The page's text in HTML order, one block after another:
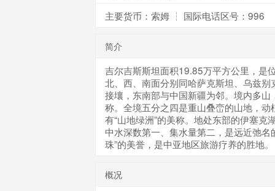
主要货币：索姆 ┆ 国际电话区号：996
简介
吉尔吉斯斯坦面积19.85万平方公里，是
北、西、南面分别同哈萨克斯坦、乌兹别
接壤，东南部与中国新疆为邻。境内多山
称。全境五分之四是重山叠峦的山地，动
有“山地绿洲”的美称。地处东部的伊塞克
中水深数第一、集水量第二，是远近弛名
珠”的美誉，是中亚地区旅游疗养的胜地。
概况